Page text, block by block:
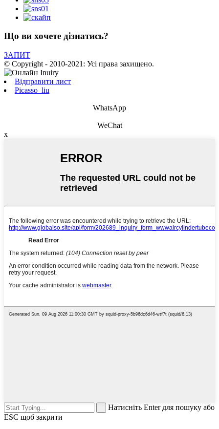
Що ви хочете дізнатись?
ЗАПИТ
© Copyright - 2010-2021: Усі права захищено.
Відправити лист
Picasso_liu
WhatsApp
WeChat
x
Натисніть Enter для пошуку або
ESC щоб закрити